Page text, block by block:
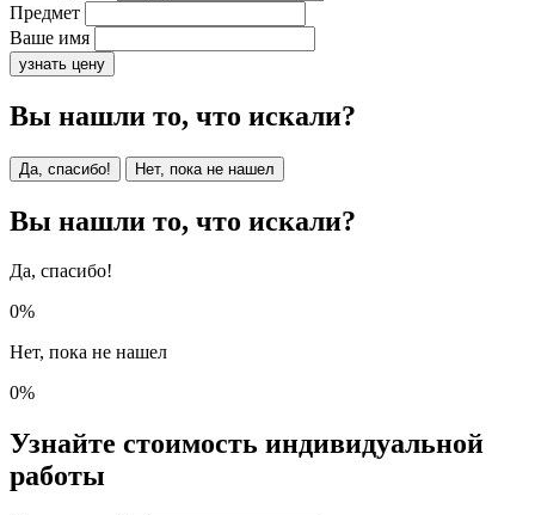
Предмет
Ваше имя
узнать цену
Вы нашли то, что искали?
Да, спасибо! Нет, пока не нашел
Вы нашли то, что искали?
Да, спасибо!
0%
Нет, пока не нашел
0%
Узнайте стоимость индивидуальной
работы